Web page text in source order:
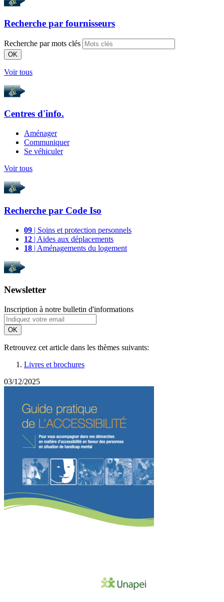
Recherche par fournisseurs
Recherche par mots clés
OK
Voir tous
Centres d'info.
Aménager
Communiquer
Se véhiculer
Voir tous
Recherche par Code Iso
09 | Soins et protection personnels
12 | Aides aux déplacements
18 | Aménagements du logement
Newsletter
Inscription à notre bulletin d'informations
OK
Retrouvez cet article dans les thèmes suivants:
Livres et brochures
03/12/2025